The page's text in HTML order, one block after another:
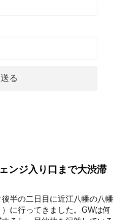
ンジ入り口まで大渋滞
半の二日目に近江八幡の八幡
に行ってきました。GWは何